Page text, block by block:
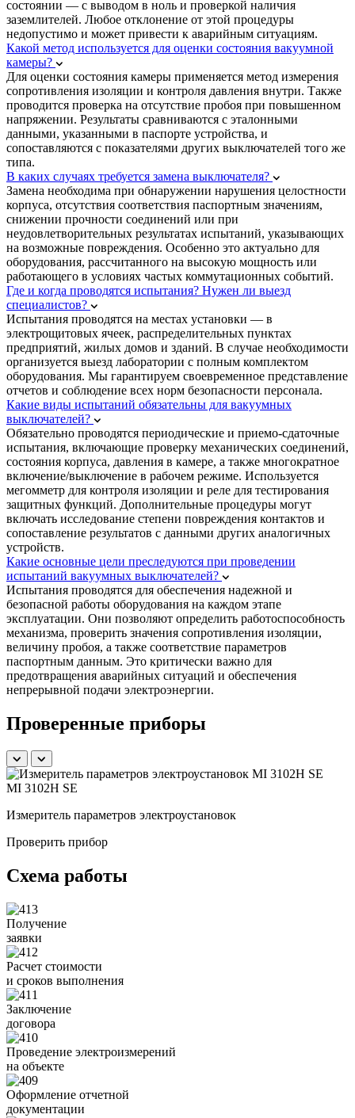
состоянии — с выводом в ноль и проверкой наличия
заземлителей. Любое отклонение от этой процедуры
недопустимо и может привести к аварийным ситуациям.
Какой метод используется для оценки состояния вакуумной
камеры?
Для оценки состояния камеры применяется метод измерения
сопротивления изоляции и контроля давления внутри. Также
проводится проверка на отсутствие пробоя при повышенном
напряжении. Результаты сравниваются с эталонными
данными, указанными в паспорте устройства, и
сопоставляются с показателями других выключателей того же
типа.
В каких случаях требуется замена выключателя?
Замена необходима при обнаружении нарушения целостности
корпуса, отсутствия соответствия паспортным значениям,
снижении прочности соединений или при
неудовлетворительных результатах испытаний, указывающих
на возможные повреждения. Особенно это актуально для
оборудования, рассчитанного на высокую мощность или
работающего в условиях частых коммутационных событий.
Где и когда проводятся испытания? Нужен ли выезд
специалистов?
Испытания проводятся на местах установки — в
электрощитовых ячеек, распределительных пунктах
предприятий, жилых домов и зданий. В случае необходимости
организуется выезд лаборатории с полным комплектом
оборудования. Мы гарантируем своевременное представление
отчетов и соблюдение всех норм безопасности персонала.
Какие виды испытаний обязательны для вакуумных
выключателей?
Обязательно проводятся периодические и приемо-сдаточные
испытания, включающие проверку механических соединений,
состояния корпуса, давления в камере, а также многократное
включение/выключение в рабочем режиме. Используется
мегомметр для контроля изоляции и реле для тестирования
защитных функций. Дополнительные процедуры могут
включать исследование степени повреждения контактов и
сопоставление результатов с данными других аналогичных
устройств.
Какие основные цели преследуются при проведении
испытаний вакуумных выключателей?
Испытания проводятся для обеспечения надежной и
безопасной работы оборудования на каждом этапе
эксплуатации. Они позволяют определить работоспособность
механизма, проверить значения сопротивления изоляции,
величину пробоя, а также соответствие параметров
паспортным данным. Это критически важно для
предотвращения аварийных ситуаций и обеспечения
непрерывной подачи электроэнергии.
Проверенные приборы
MI 3102H SE
Измеритель параметров электроустановок
Проверить прибор
Схема работы
Получение
заявки
Расчет стоимости
и сроков выполнения
Заключение
договора
Проведение электроизмерений
на объекте
Оформление отчетной
документации